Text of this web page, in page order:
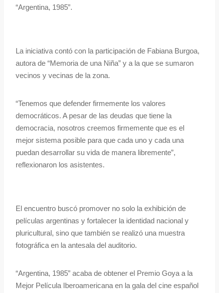
“Argentina, 1985”.
La iniciativa contó con la participación de Fabiana Burgoa,
autora de “Memoria de una Niña” y a la que se sumaron
vecinos y vecinas de la zona.
“Tenemos que defender firmemente los valores
democráticos. A pesar de las deudas que tiene la
democracia, nosotros creemos firmemente que es el
mejor sistema posible para que cada uno y cada una
puedan desarrollar su vida de manera libremente”,
reflexionaron los asistentes.
El encuentro buscó promover no solo la exhibición de
películas argentinas y fortalecer la identidad nacional y
pluricultural, sino que también se realizó una muestra
fotográfica en la antesala del auditorio.
“Argentina, 1985” acaba de obtener el Premio Goya a la
Mejor Película Iberoamericana en la gala del cine español